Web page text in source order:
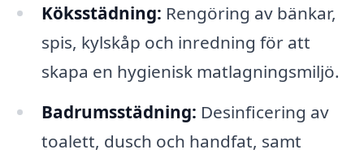
Köksstädning: Rengöring av bänkar,
spis, kylskåp och inredning för att
skapa en hygienisk matlagningsmiljö.
Badrumsstädning: Desinficering av
toalett, dusch och handfat, samt